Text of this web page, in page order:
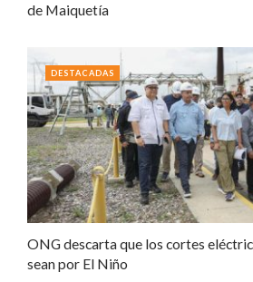
de Maiquetía
ONG descarta que los cortes
sean por El Niño
DESTACADAS